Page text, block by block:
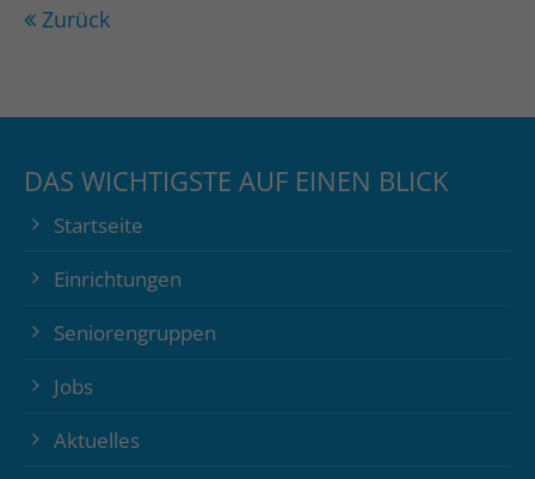
Zurück
DAS WICHTIGSTE AUF EINEN BLICK
Startseite
Einrichtungen
Seniorengruppen
Jobs
Aktuelles